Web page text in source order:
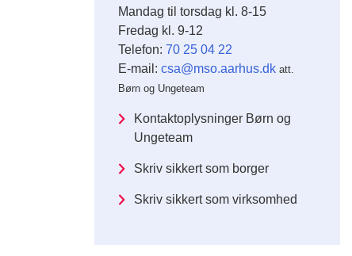
Mandag til torsdag kl. 8-15
Fredag kl. 9-12
Telefon:70 25 04 22
E-mail:csa@mso.aarhus.dkatt.
Børn og Ungeteam
Kontaktoplysninger Børn og
Ungeteam
Skriv sikkert som borger
Skriv sikkert som virksomhed